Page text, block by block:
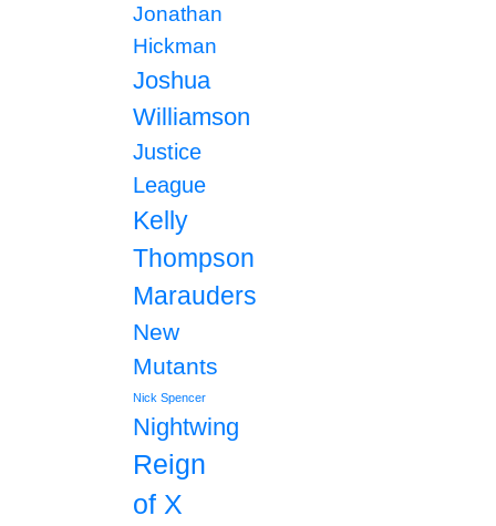
Jonathan
Hickman
Joshua
Williamson
Justice
League
Kelly
Thompson
Marauders
New
Mutants
Nick Spencer
Nightwing
Reign
of X